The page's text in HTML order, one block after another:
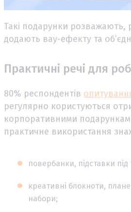
Такі подарунки розважають,
додають вау-ефекту та
Практичні речі для
80% респондентів
регулярно користуються
корпоративними
практичне використання
повербанки, підставки
креативні блокноти,
набори;